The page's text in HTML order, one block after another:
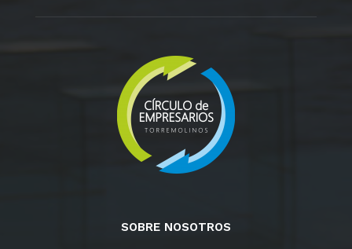
SOBRE NOSOTROS